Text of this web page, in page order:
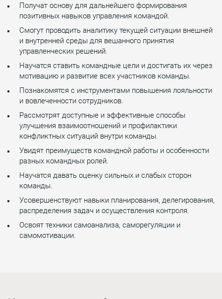
Получат основу для дальнейшего формирования
позитивных навыков управления командой.
Смогут проводить аналитику текущей ситуации внешней
и внутренней среды для вешанного принятия
управленческих решений.
Научатся ставить командные цели и достигать их через
мотивацию и развитие всех участников команды.
Познакомятся с инструментами повышения лояльности
и вовлеченности сотрудников.
Рассмотрят доступные и эффективные способы
улучшения взаимоотношений и профилактики
конфликтных ситуаций внутри команды.
Увидят преимуществ командной работы и особенности
разных командных ролей.
Научатся давать оценку сильных и слабых сторон
команды.
Усовершенствуют навыки планирования, делегирования,
распределения задач и осуществления контроля.
Освоят техники самоанализа, саморегуляции и
самомотивации.